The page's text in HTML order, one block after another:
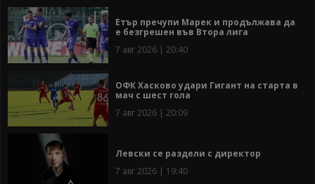
Етър пречупи Марек и продължава да
е безгрешен във Втора лига
7 авг 2026 | 20:40
ОФК Хасково удари Гигант на старта в
мач с шест гола
7 авг 2026 | 20:09
Левски се раздели с директор
7 авг 2026 | 19:40